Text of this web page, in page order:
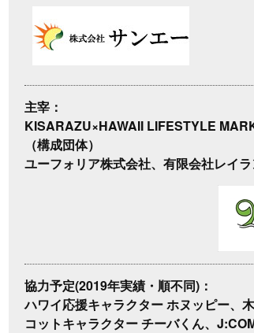
主宰：
KISARAZU×HAWAII LIFESTYLE
（構成団体）
ユーフォリア株式会社、有限会社レイ
協力予定(2019年実績・順不同)：
ハワイ応援キャラクター ホヌッピー、
コットキャラクター チーバくん、